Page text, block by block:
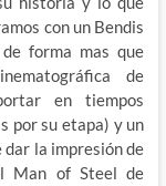
con un Bendis
forma mas que
de
en tiempos
por su etapa) y un
dar la impresión de
Man of Steel de